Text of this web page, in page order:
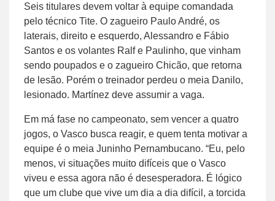
Seis titulares devem voltar à equipe comandada
pelo técnico Tite. O zagueiro Paulo André, os
laterais, direito e esquerdo, Alessandro e Fábio
Santos e os volantes Ralf e Paulinho, que vinham
sendo poupados e o zagueiro Chicão, que retorna
de lesão. Porém o treinador perdeu o meia Danilo,
lesionado. Martínez deve assumir a vaga.
Em má fase no campeonato, sem vencer a quatro
jogos, o Vasco busca reagir, e quem tenta motivar a
equipe é o meia Juninho Pernambucano. “Eu, pelo
menos, vi situações muito difíceis que o Vasco
viveu e essa agora não é desesperadora. É lógico
que um clube que vive um dia a dia difícil, a torcida